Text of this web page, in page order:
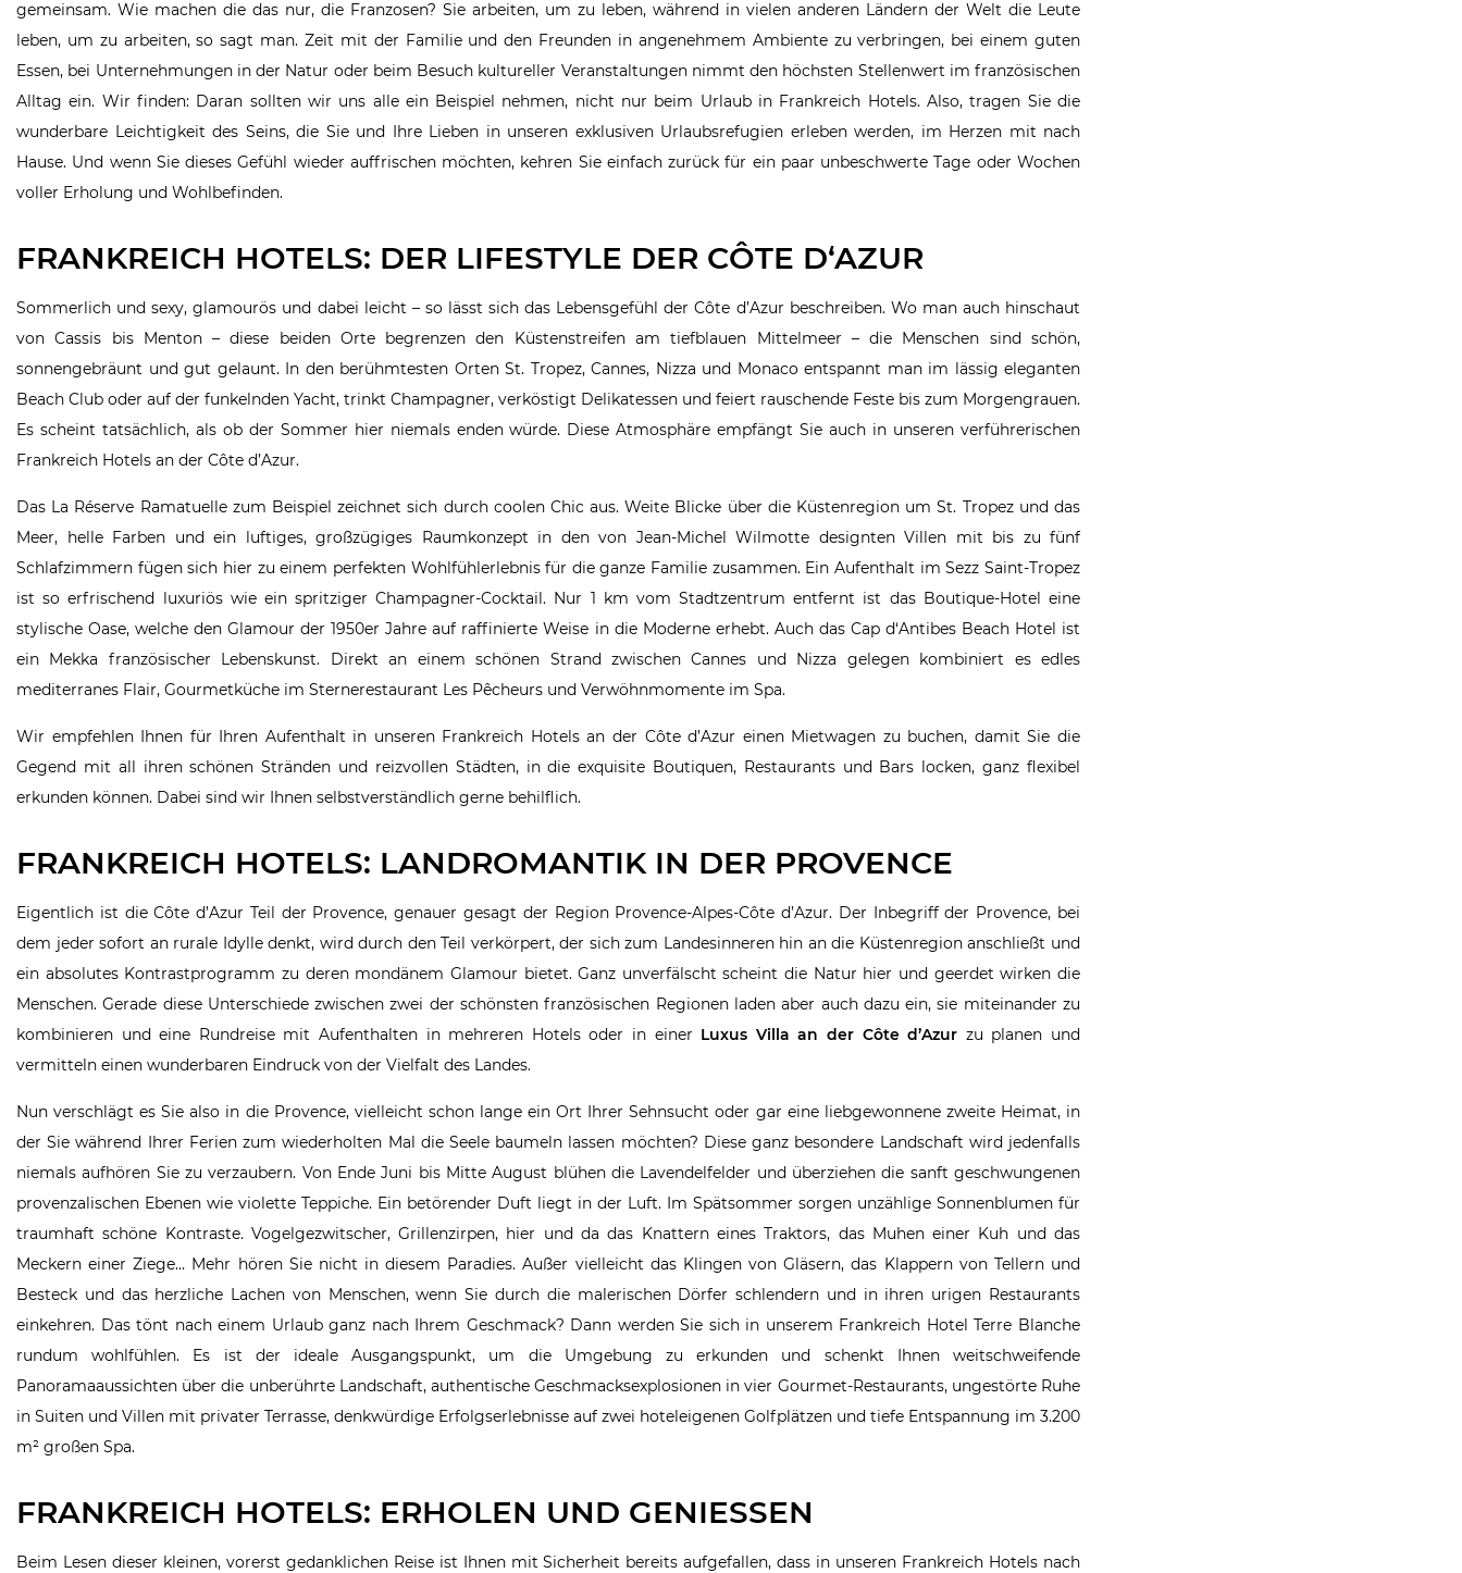
gemeinsam. Wie machen die das nur, die Franzosen? Sie arbeiten, um zu leben, während in vielen anderen Ländern der Welt die Leute
leben, um zu arbeiten, so sagt man. Zeit mit der Familie und den Freunden in angenehmem Ambiente zu verbringen, bei einem guten
Essen, bei Unternehmungen in der Natur oder beim Besuch kultureller Veranstaltungen nimmt den höchsten Stellenwert im französischen
Alltag ein. Wir finden: Daran sollten wir uns alle ein Beispiel nehmen, nicht nur beim Urlaub in Frankreich Hotels. Also, tragen Sie die
wunderbare Leichtigkeit des Seins, die Sie und Ihre Lieben in unseren exklusiven Urlaubsrefugien erleben werden, im Herzen mit nach
Hause. Und wenn Sie dieses Gefühl wieder auffrischen möchten, kehren Sie einfach zurück für ein paar unbeschwerte Tage oder Wochen
voller Erholung und Wohlbefinden.
FRANKREICH HOTELS: DER LIFESTYLE DER CÔTE D‘AZUR
Sommerlich und sexy, glamourös und dabei leicht – so lässt sich das Lebensgefühl der Côte d’Azur beschreiben. Wo man auch hinschaut
von Cassis bis Menton – diese beiden Orte begrenzen den Küstenstreifen am tiefblauen Mittelmeer – die Menschen sind schön,
sonnengebräunt und gut gelaunt. In den berühmtesten Orten St. Tropez, Cannes, Nizza und Monaco entspannt man im lässig eleganten
Beach Club oder auf der funkelnden Yacht, trinkt Champagner, verköstigt Delikatessen und feiert rauschende Feste bis zum Morgengrauen.
Es scheint tatsächlich, als ob der Sommer hier niemals enden würde. Diese Atmosphäre empfängt Sie auch in unseren verführerischen
Frankreich Hotels an der Côte d’Azur.
Das La Réserve Ramatuelle zum Beispiel zeichnet sich durch coolen Chic aus. Weite Blicke über die Küstenregion um St. Tropez und das
Meer, helle Farben und ein luftiges, großzügiges Raumkonzept in den von Jean-Michel Wilmotte designten Villen mit bis zu fünf
Schlafzimmern fügen sich hier zu einem perfekten Wohlfühlerlebnis für die ganze Familie zusammen. Ein Aufenthalt im Sezz Saint-Tropez
ist so erfrischend luxuriös wie ein spritziger Champagner-Cocktail. Nur 1 km vom Stadtzentrum entfernt ist das Boutique-Hotel eine
stylische Oase, welche den Glamour der 1950er Jahre auf raffinierte Weise in die Moderne erhebt. Auch das Cap d‘Antibes Beach Hotel ist
ein Mekka französischer Lebenskunst. Direkt an einem schönen Strand zwischen Cannes und Nizza gelegen kombiniert es edles
mediterranes Flair, Gourmetküche im Sternerestaurant Les Pêcheurs und Verwöhnmomente im Spa.
Wir empfehlen Ihnen für Ihren Aufenthalt in unseren Frankreich Hotels an der Côte d’Azur einen Mietwagen zu buchen, damit Sie die
Gegend mit all ihren schönen Stränden und reizvollen Städten, in die exquisite Boutiquen, Restaurants und Bars locken, ganz flexibel
erkunden können. Dabei sind wir Ihnen selbstverständlich gerne behilflich.
FRANKREICH HOTELS: LANDROMANTIK IN DER PROVENCE
Eigentlich ist die Côte d’Azur Teil der Provence, genauer gesagt der Region Provence-Alpes-Côte d’Azur. Der Inbegriff der Provence, bei
dem jeder sofort an rurale Idylle denkt, wird durch den Teil verkörpert, der sich zum Landesinneren hin an die Küstenregion anschließt und
ein absolutes Kontrastprogramm zu deren mondänem Glamour bietet. Ganz unverfälscht scheint die Natur hier und geerdet wirken die
Menschen. Gerade diese Unterschiede zwischen zwei der schönsten französischen Regionen laden aber auch dazu ein, sie miteinander zu
kombinieren und eine Rundreise mit Aufenthalten in mehreren Hotels oder in einer Luxus Villa an der Côte d’Azur zu planen und
vermitteln einen wunderbaren Eindruck von der Vielfalt des Landes.
Nun verschlägt es Sie also in die Provence, vielleicht schon lange ein Ort Ihrer Sehnsucht oder gar eine liebgewonnene zweite Heimat, in
der Sie während Ihrer Ferien zum wiederholten Mal die Seele baumeln lassen möchten? Diese ganz besondere Landschaft wird jedenfalls
niemals aufhören Sie zu verzaubern. Von Ende Juni bis Mitte August blühen die Lavendelfelder und überziehen die sanft geschwungenen
provenzalischen Ebenen wie violette Teppiche. Ein betörender Duft liegt in der Luft. Im Spätsommer sorgen unzählige Sonnenblumen für
traumhaft schöne Kontraste. Vogelgezwitscher, Grillenzirpen, hier und da das Knattern eines Traktors, das Muhen einer Kuh und das
Meckern einer Ziege… Mehr hören Sie nicht in diesem Paradies. Außer vielleicht das Klingen von Gläsern, das Klappern von Tellern und
Besteck und das herzliche Lachen von Menschen, wenn Sie durch die malerischen Dörfer schlendern und in ihren urigen Restaurants
einkehren. Das tönt nach einem Urlaub ganz nach Ihrem Geschmack? Dann werden Sie sich in unserem Frankreich Hotel Terre Blanche
rundum wohlfühlen. Es ist der ideale Ausgangspunkt, um die Umgebung zu erkunden und schenkt Ihnen weitschweifende
Panoramaaussichten über die unberührte Landschaft, authentische Geschmacksexplosionen in vier Gourmet-Restaurants, ungestörte Ruhe
in Suiten und Villen mit privater Terrasse, denkwürdige Erfolgserlebnisse auf zwei hoteleigenen Golfplätzen und tiefe Entspannung im 3.200
m² großen Spa.
FRANKREICH HOTELS: ERHOLEN UND GENIESSEN
Beim Lesen dieser kleinen, vorerst gedanklichen Reise ist Ihnen mit Sicherheit bereits aufgefallen, dass in unseren Frankreich Hotels nach